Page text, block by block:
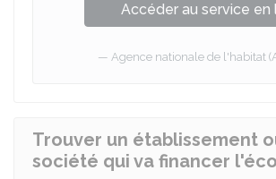
Accéder au service en
Agence nationale de l'habitat
Trouver un établissement
société qui va financer